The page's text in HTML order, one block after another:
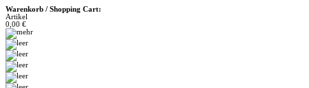
Warenkorb / Shopping Cart:
Artikel
0,00 €